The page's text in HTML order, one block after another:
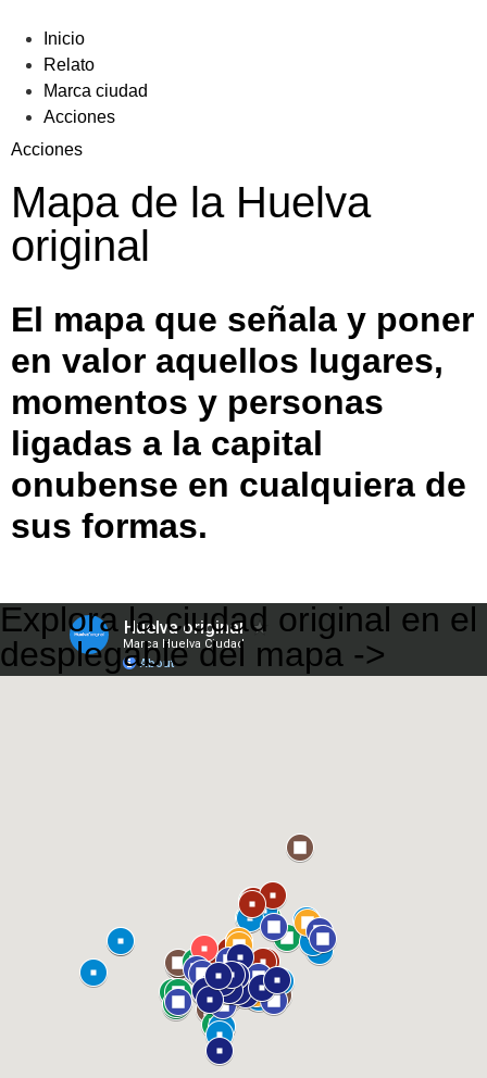
Inicio
Relato
Marca ciudad
Acciones
Acciones
Mapa de la Huelva
original
El mapa que señala y poner
en valor aquellos lugares,
momentos y personas
ligadas a la capital
onubense en cualquiera de
sus formas.
Explora la ciudad original en el
desplegable del mapa ->